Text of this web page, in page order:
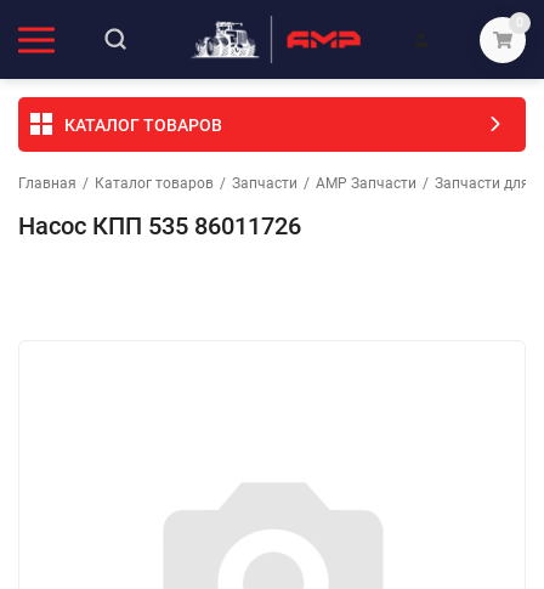
0
КАТАЛОГ ТОВАРОВ
Главная / Каталог товаров / Запчасти / АМР Запчасти / Запчасти для
Насос КПП 535 86011726